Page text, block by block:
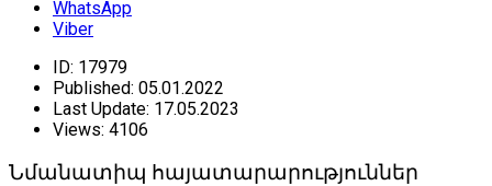
WhatsApp
Viber
ID: 17979
Published: 05.01.2022
Last Update: 17.05.2023
Views: 4106
Նմանատիպ հայատարարություններ